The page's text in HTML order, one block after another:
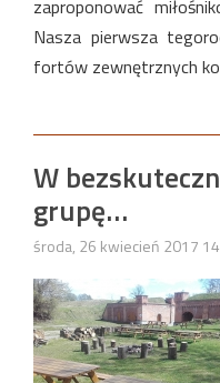
zaproponować
Nasza pierwsza
fortów zewnętrznych
W
grupę…
środa, 26 kwiecień 2017